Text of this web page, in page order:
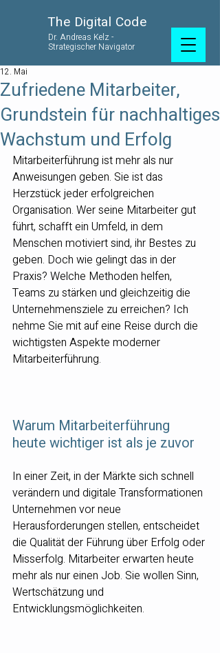
The Digital Code
Dr. Andreas Kelz -
Strategischer Navigator
Zufriedene Mitarbeiter,
Grundstein für nachhaltiges
Wachstum und Erfolg
12. Mai
Mitarbeiterführung ist mehr als nur
Anweisungen geben. Sie ist das
Herzstück jeder erfolgreichen
Organisation. Wer seine Mitarbeiter gut
führt, schafft ein Umfeld, in dem
Menschen motiviert sind, ihr Bestes zu
geben. Doch wie gelingt das in der
Praxis? Welche Methoden helfen,
Teams zu stärken und gleichzeitig die
Unternehmensziele zu erreichen? Ich
nehme Sie mit auf eine Reise durch die
wichtigsten Aspekte moderner
Mitarbeiterführung.
Warum Mitarbeiterführung
heute wichtiger ist als je zuvor
In einer Zeit, in der Märkte sich schnell
verändern und digitale Transformationen
Unternehmen vor neue
Herausforderungen stellen, entscheidet
die Qualität der Führung über Erfolg oder
Misserfolg. Mitarbeiter erwarten heute
mehr als nur einen Job. Sie wollen Sinn,
Wertschätzung und
Entwicklungsmöglichkeiten.